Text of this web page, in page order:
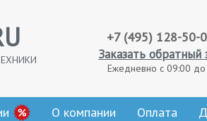
+7 (495) 128-50-
Заказать обратный
Ежедневно с 09:00
О компании Оплата